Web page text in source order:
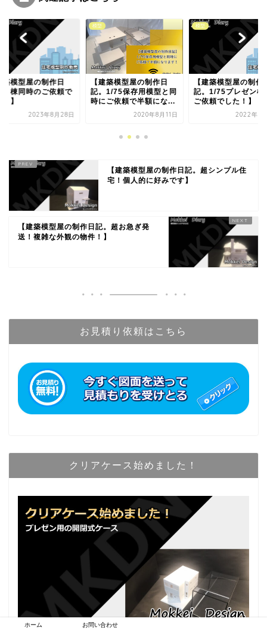
築模型屋の制作日
1/75保存用模型と同
ご依頼で半額にな...
2020年8月11日
模型
【建築模型屋の制作日
記。1/75プレゼン模型の
ご依頼でした！】
2022年3月19日
模型
【建築模型屋の制作
記。超々お急ぎ発送
った時はモッケイデ
【建築模型屋の制作日記。超シンプル住
宅！個人的に好みです】
【建築模型屋の制作日記。超お急ぎ発
送！複雑な外観の物件！】
お見積り依頼はこちら
クリアケース始めました！
ホーム お問い合わせ